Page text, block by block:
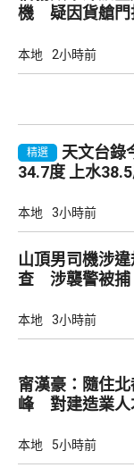
機 疑因貨艙門
本地 2小時前
精選
天文台錄
34.7度 上水
本地 3小時前
山頂男司機涉
查 涉襲警被捕
本地 3小時前
甯漢豪：隨住
峰 對建造業人
本地 5小時前